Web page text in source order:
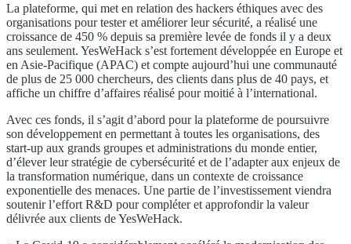
La plateforme, qui met en relation des hackers éthiques avec des
organisations pour tester et améliorer leur sécurité, a réalisé une
croissance de 450 % depuis sa première levée de fonds il y a deux
ans seulement. YesWeHack s’est fortement développée en Europe et
en Asie-Pacifique (APAC) et compte aujourd’hui une communauté
de plus de 25 000 chercheurs, des clients dans plus de 40 pays, et
affiche un chiffre d’affaires réalisé pour moitié à l’international.
Avec ces fonds, il s’agit d’abord pour la plateforme de poursuivre
son développement en permettant à toutes les organisations, des
start-up aux grands groupes et administrations du monde entier,
d’élever leur stratégie de cybersécurité et de l’adapter aux enjeux de
la transformation numérique, dans un contexte de croissance
exponentielle des menaces. Une partie de l’investissement viendra
soutenir l’effort R&D pour compléter et approfondir la valeur
délivrée aux clients de YesWeHack.